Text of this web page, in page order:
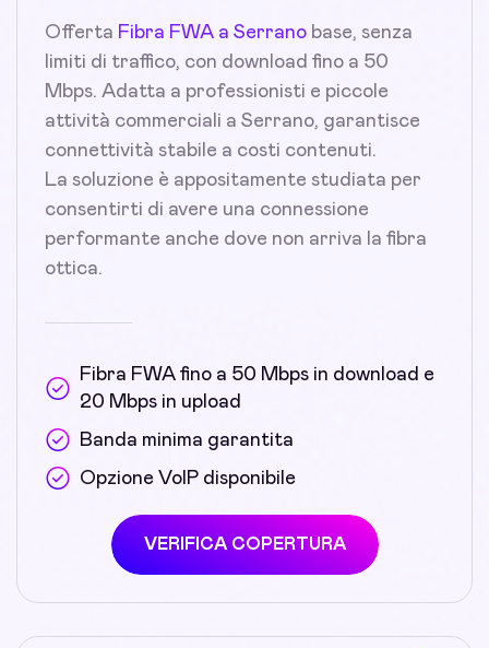
Offerta Fibra FWA a Serrano base, senza
limiti di traffico, con download fino a 50
Mbps. Adatta a professionisti e piccole
attività commerciali a Serrano, garantisce
connettività stabile a costi contenuti.
La soluzione è appositamente studiata per
consentirti di avere una connessione
performante anche dove non arriva la fibra
ottica.
Fibra FWA fino a 50 Mbps in download e
20 Mbps in upload
Banda minima garantita
Opzione VoIP disponibile
VERIFICA COPERTURA